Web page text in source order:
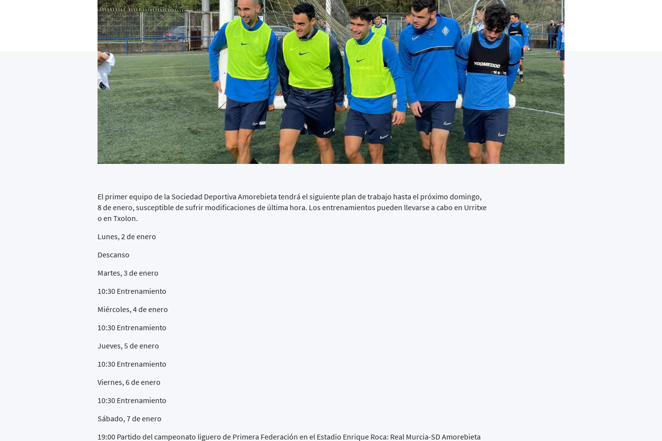
El primer equipo de la Sociedad Deportiva Amorebieta tendrá el siguiente plan de trabajo hasta el próximo domingo,
8 de enero, susceptible de sufrir modificaciones de última hora. Los entrenamientos pueden llevarse a cabo en Urritxe
o en Txolon.
Lunes, 2 de enero
Descanso
Martes, 3 de enero
10:30 Entrenamiento
Miércoles, 4 de enero
10:30 Entrenamiento
Jueves, 5 de enero
10:30 Entrenamiento
Viernes, 6 de enero
10:30 Entrenamiento
Sábado, 7 de enero
19:00 Partido del campeonato liguero de Primera Federación en el Estadio Enrique Roca: Real Murcia-SD Amorebieta